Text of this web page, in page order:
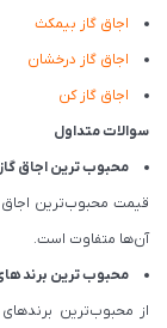
اجاق گاز بیمکث
اجاق گاز درخشان
اجاق گاز کن
سوالات متداول
محبوب ترین اجاق
قیمت محبوب‌ترین اجاق
آن‌ها متفاوت است.
محبوب ترین برند
از محبوب‌ترین